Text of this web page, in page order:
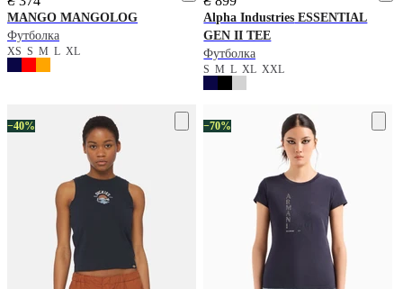
MANGO MANGOLOG
Футболка
XS S M L XL
Alpha Industries ESSENTIAL
GEN II TEE
Футболка
SMLXLXXL
−40% −70%